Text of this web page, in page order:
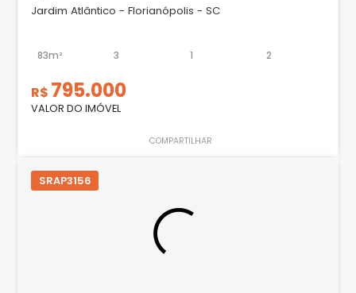
Jardim Atlântico - Florianópolis - SC
83m² 3 1 2
R$ 795.000
VALOR DO IMÓVEL
COMPARTILHAR
SRAP3156